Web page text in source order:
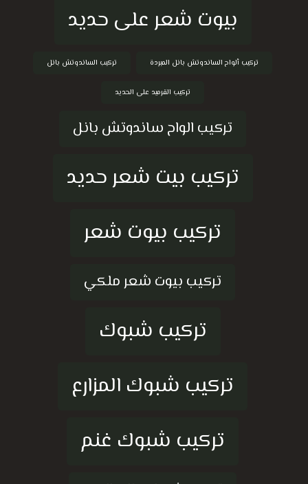
بيوت شعر على حديد
تركيب ألواح الساندوتش بانل المبردة تركيب الساندوتش بانل
تركيب القرميد على الحديد
تركيب الواح ساندوتش بانل
تركيب بيت شعر حديد
تركيب بيوت شعر
تركيب بيوت شعر ملكي
تركيب شبوك
تركيب شبوك المزارع
تركيب شبوك غنم